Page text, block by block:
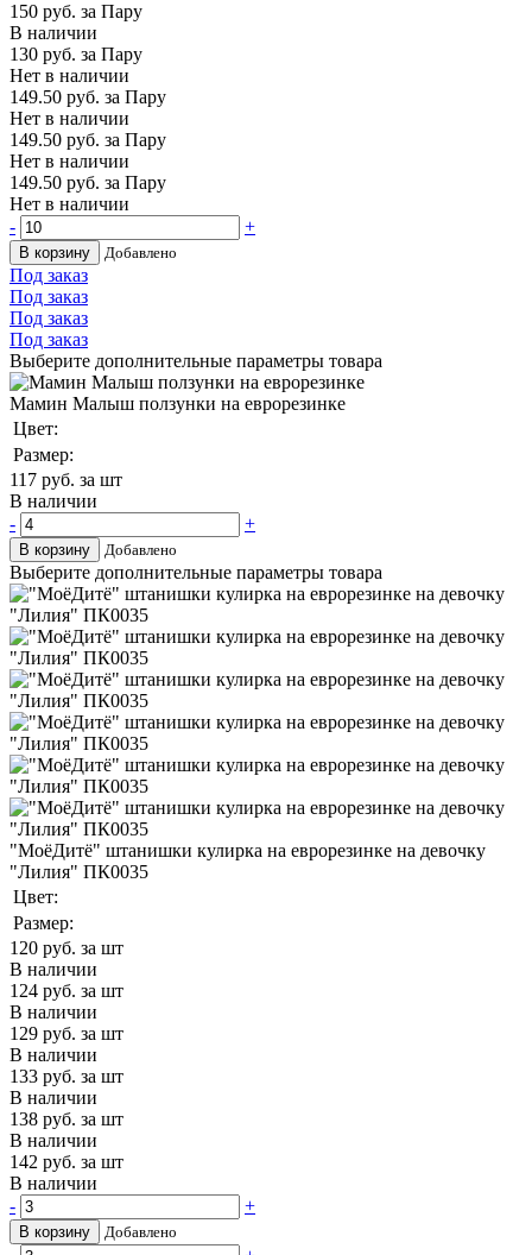
150 руб. за Пару
В наличии
130 руб. за Пару
Нет в наличии
149.50 руб. за Пару
Нет в наличии
149.50 руб. за Пару
Нет в наличии
149.50 руб. за Пару
Нет в наличии
-
+
В корзину Добавлено
Под заказ
Под заказ
Под заказ
Под заказ
Выберите дополнительные параметры товара
Мамин Малыш ползунки на еврорезинке
Цвет:
Размер:
117 руб. за шт
В наличии
-
+
В корзину Добавлено
Выберите дополнительные параметры товара
"МоёДитё" штанишки кулирка на еврорезинке на девочку
"Лилия" ПК0035
Цвет:
Размер:
120 руб. за шт
В наличии
124 руб. за шт
В наличии
129 руб. за шт
В наличии
133 руб. за шт
В наличии
138 руб. за шт
В наличии
142 руб. за шт
В наличии
-
+
В корзину Добавлено